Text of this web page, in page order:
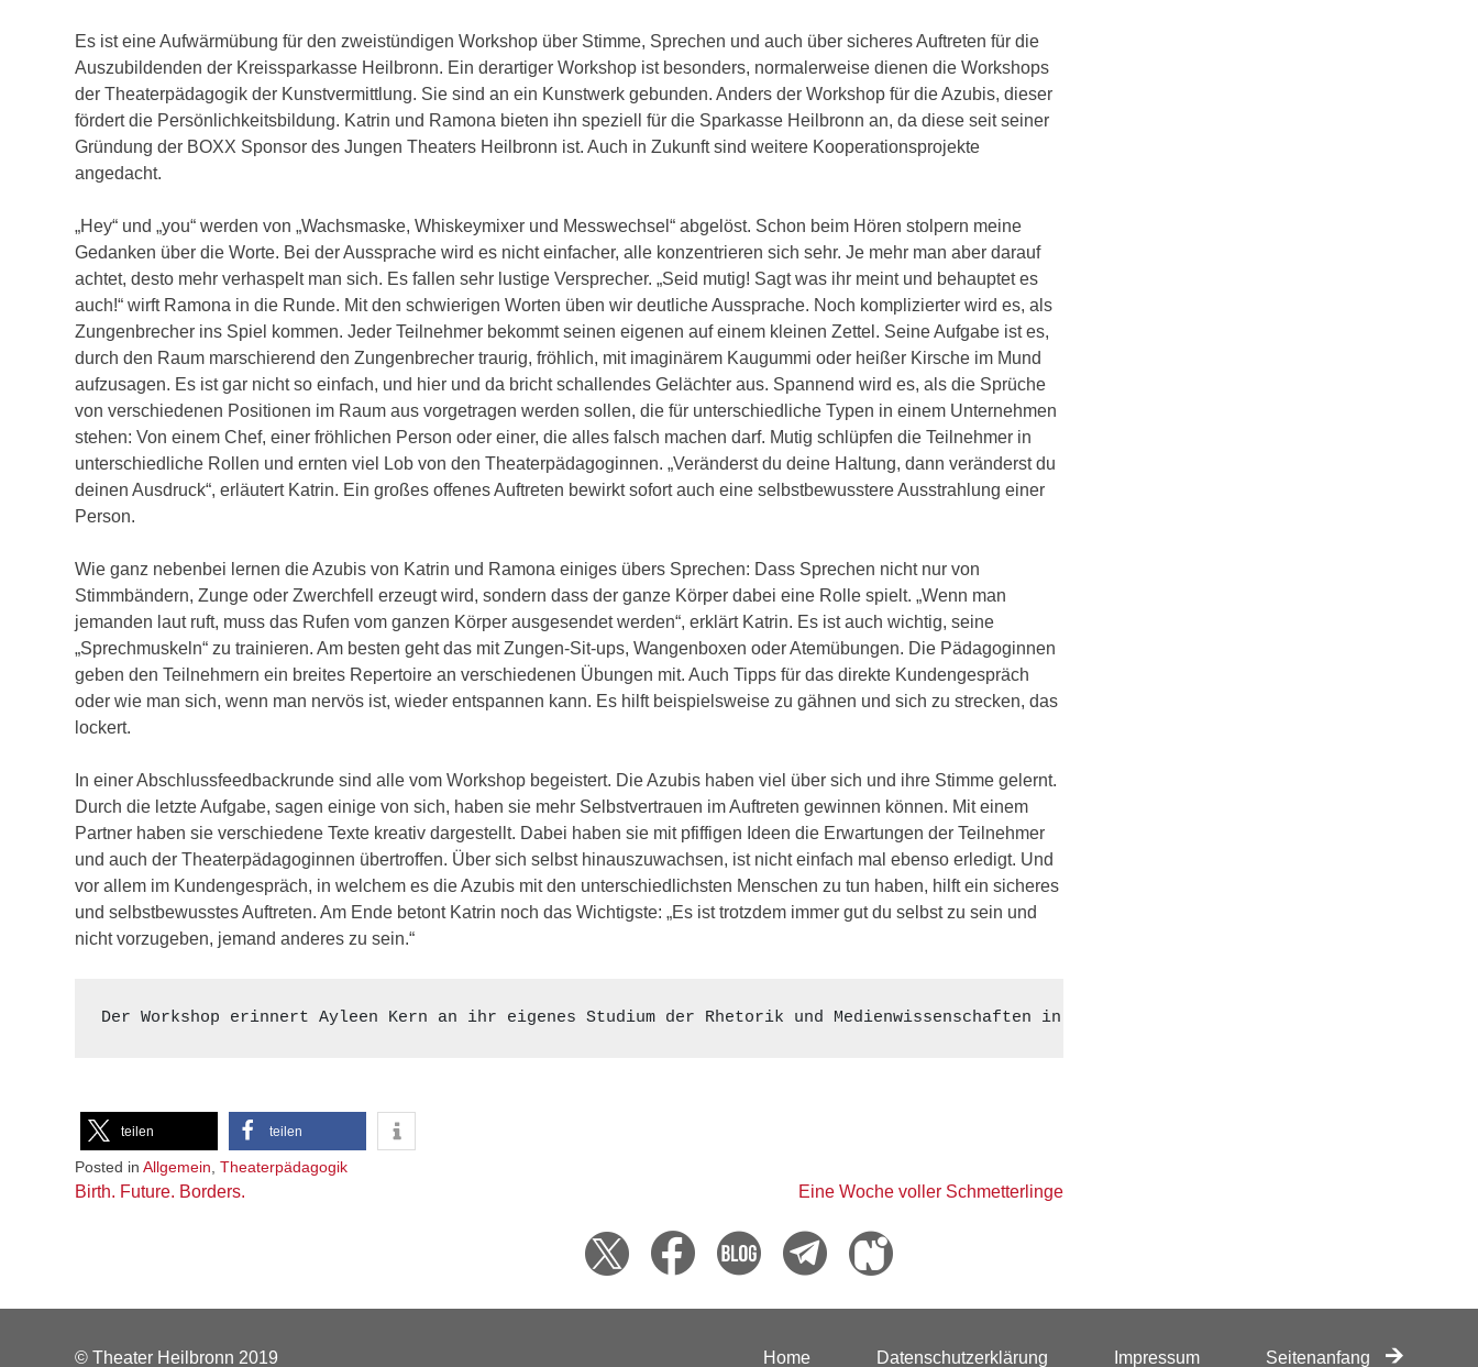
Es ist eine Aufwärmübung für den zweistündigen Workshop über Stimme, Sprechen und auch über sicheres Auftreten für die
Auszubildenden der Kreissparkasse Heilbronn. Ein derartiger Workshop ist besonders, normalerweise dienen die Workshops
der Theaterpädagogik der Kunstvermittlung. Sie sind an ein Kunstwerk gebunden. Anders der Workshop für die Azubis, dieser
fördert die Persönlichkeitsbildung. Katrin und Ramona bieten ihn speziell für die Sparkasse Heilbronn an, da diese seit seiner
Gründung der BOXX Sponsor des Jungen Theaters Heilbronn ist. Auch in Zukunft sind weitere Kooperationsprojekte
angedacht.
„Hey“ und „you“ werden von „Wachsmaske, Whiskeymixer und Messwechsel“ abgelöst. Schon beim Hören stolpern meine
Gedanken über die Worte. Bei der Aussprache wird es nicht einfacher, alle konzentrieren sich sehr. Je mehr man aber darauf
achtet, desto mehr verhaspelt man sich. Es fallen sehr lustige Versprecher. „Seid mutig! Sagt was ihr meint und behauptet es
auch!“ wirft Ramona in die Runde. Mit den schwierigen Worten üben wir deutliche Aussprache. Noch komplizierter wird es, als
Zungenbrecher ins Spiel kommen. Jeder Teilnehmer bekommt seinen eigenen auf einem kleinen Zettel. Seine Aufgabe ist es,
durch den Raum marschierend den Zungenbrecher traurig, fröhlich, mit imaginärem Kaugummi oder heißer Kirsche im Mund
aufzusagen. Es ist gar nicht so einfach, und hier und da bricht schallendes Gelächter aus. Spannend wird es, als die Sprüche
von verschiedenen Positionen im Raum aus vorgetragen werden sollen, die für unterschiedliche Typen in einem Unternehmen
stehen: Von einem Chef, einer fröhlichen Person oder einer, die alles falsch machen darf. Mutig schlüpfen die Teilnehmer in
unterschiedliche Rollen und ernten viel Lob von den Theaterpädagoginnen. „Veränderst du deine Haltung, dann veränderst du
deinen Ausdruck“, erläutert Katrin. Ein großes offenes Auftreten bewirkt sofort auch eine selbstbewusstere Ausstrahlung einer
Person.
Wie ganz nebenbei lernen die Azubis von Katrin und Ramona einiges übers Sprechen: Dass Sprechen nicht nur von
Stimmbändern, Zunge oder Zwerchfell erzeugt wird, sondern dass der ganze Körper dabei eine Rolle spielt. „Wenn man
jemanden laut ruft, muss das Rufen vom ganzen Körper ausgesendet werden“, erklärt Katrin. Es ist auch wichtig, seine
„Sprechmuskeln“ zu trainieren. Am besten geht das mit Zungen-Sit-ups, Wangenboxen oder Atemübungen. Die Pädagoginnen
geben den Teilnehmern ein breites Repertoire an verschiedenen Übungen mit. Auch Tipps für das direkte Kundengespräch
oder wie man sich, wenn man nervös ist, wieder entspannen kann. Es hilft beispielsweise zu gähnen und sich zu strecken, das
lockert.
In einer Abschlussfeedbackrunde sind alle vom Workshop begeistert. Die Azubis haben viel über sich und ihre Stimme gelernt.
Durch die letzte Aufgabe, sagen einige von sich, haben sie mehr Selbstvertrauen im Auftreten gewinnen können. Mit einem
Partner haben sie verschiedene Texte kreativ dargestellt. Dabei haben sie mit pfiffigen Ideen die Erwartungen der Teilnehmer
und auch der Theaterpädagoginnen übertroffen. Über sich selbst hinauszuwachsen, ist nicht einfach mal ebenso erledigt. Und
vor allem im Kundengespräch, in welchem es die Azubis mit den unterschiedlichsten Menschen zu tun haben, hilft ein sicheres
und selbstbewusstes Auftreten. Am Ende betont Katrin noch das Wichtigste: „Es ist trotzdem immer gut du selbst zu sein und
nicht vorzugeben, jemand anderes zu sein.“
Der Workshop erinnert Ayleen Kern an ihr eigenes Studium der Rhetorik und Medienwissenschaften in Tübingen. Die 21-jährige ist für vier
teilen teilen
Posted in Allgemein Theaterpädagogik
Beitragsnavigation
Birth. Future. Borders. Eine Woche voller Schmetterlinge
© Theater Heilbronn 2019 Home Datenschutzerklärung Impressum Seitenanfang